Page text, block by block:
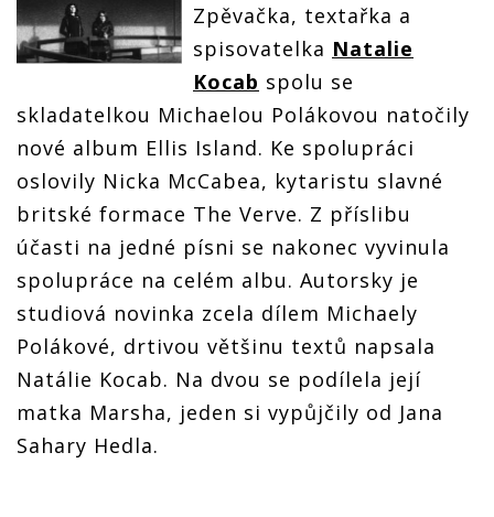
Zpěvačka, textařka a
spisovatelka Natalie
Kocab spolu se
skladatelkou Michaelou Polákovou natočily
nové album Ellis Island. Ke spolupráci
oslovily Nicka McCabea, kytaristu slavné
britské formace The Verve. Z příslibu
účasti na jedné písni se nakonec vyvinula
spolupráce na celém albu. Autorsky je
studiová novinka zcela dílem Michaely
Polákové, drtivou většinu textů napsala
Natálie Kocab. Na dvou se podílela její
matka Marsha, jeden si vypůjčily od Jana
Sahary Hedla.